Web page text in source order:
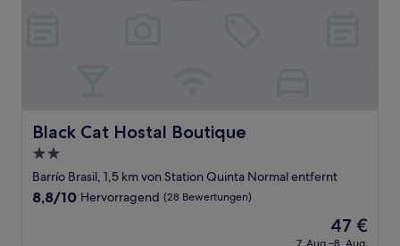
Black Cat Hostal Boutique
Black Cat Hostal Boutique
2.0-
Sterne-
Unterkunft
Barrío Brasil, 1,5 km von Station Quinta Normal entfernt
8.8
8,8/10 Hervorragend (28 Bewertungen)
Der
Preis
47 €